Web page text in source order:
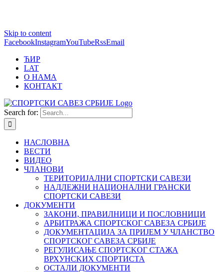
Skip to content
FacebookInstagramYouTubeRssEmail
ЋИР
LAT
О НАМА
КОНТАКТ
Search for:
НАСЛОВНА
ВЕСТИ
ВИДЕО
ЧЛАНОВИ
ТЕРИТОРИЈАЛНИ СПОРТСКИ САВЕЗИ
НАДЛЕЖНИ НАЦИОНАЛНИ ГРАНСКИ
СПОРТСКИ САВЕЗИ
ДОКУМЕНТИ
ЗАКОНИ, ПРАВИЛНИЦИ И ПОСЛОВНИЦИ
АРБИТРАЖА СПОРТСКОГ САВЕЗА СРБИЈЕ
ДОКУМЕНТАЦИЈА ЗА ПРИЈЕМ У ЧЛАНСТВО
СПОРТСКОГ САВЕЗА СРБИЈЕ
РЕГУЛИСАЊЕ СПОРТСKОГ СТАЖА
ВРХУНСKИХ СПОРТИСТА
ОСТАЛИ ДОКУМЕНТИ